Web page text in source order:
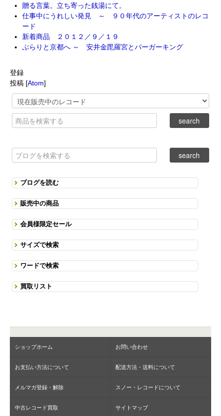
贈る言葉。立ち寄った銭湯にて。
仕事中にうれしい発見 ～ ９０年代のアーティストのレコ
ード
新着商品 ２０１２／９／１９
ぶらりと京都へ ～ 安井金毘羅宮とバーガーキング
登録
投稿 [Atom]
ブログを読む
販売中の商品
会員様限定セール
サイズで検索
ワードで検索
買取リスト
ショップホーム お問い合わせ
お支払い方法について 配送方法・送料について
メルマガ登録・解除 スノー・レコードについて
中古レコード買取 サイトマップ